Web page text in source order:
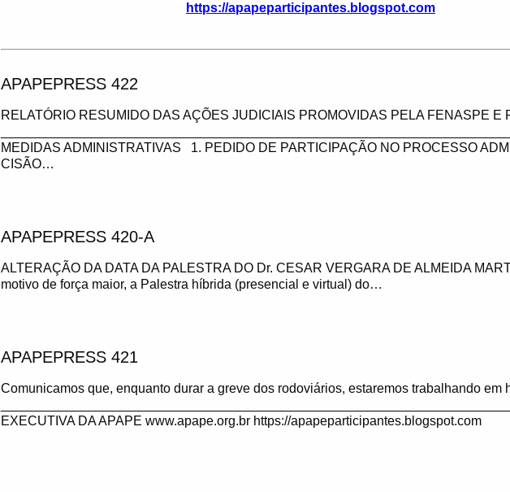
https://apapeparticipantes.blogspot.com
APAPEPRESS 422
RELATÓRIO RESUMIDO DAS AÇÕES JUDICIAIS PROMOVIDAS PELA FENASPE E
MEDIDAS ADMINISTRATIVAS 1. PEDIDO DE PARTICIPAÇÃO NO PROCESSO
CISÃO…
APAPEPRESS 420-A
ALTERAÇÃO DA DATA DA PALESTRA DO Dr. CESAR VERGARA DE ALMEIDA
motivo de força maior, a Palestra híbrida (presencial e virtual) do…
APAPEPRESS 421
Comunicamos que, enquanto durar a greve dos rodoviários, estaremos trabalhando em
EXECUTIVA DA APAPE www.apape.org.br https://apapeparticipantes.blogspot.com